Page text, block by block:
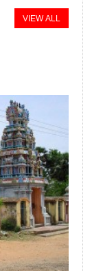
VIEW ALL